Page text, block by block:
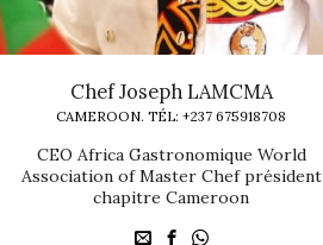
Chef Joseph LAMCMA
CAMEROON. TÉL: +237 675918708
CEO Africa Gastronomique World
Association of Master Chef président
chapitre Cameroon